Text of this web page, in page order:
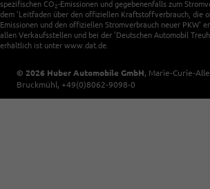
spezifischen CO 2-Emissionen und gegebenenfalls zum
dem 'Leitfaden über den offiziellen Kraftstoffverbrauch, die
Emissionen und den offiziellen Stromverbrauch neuer PKW'
allen Verkaufsstellen und bei der 'Deutschen Automobil
erhältlich ist unter www.dat.de.
© 2026 Huber Automobile GmbH, Marie-Curie-
Bruckmühl, +49(0)8062-9098-0